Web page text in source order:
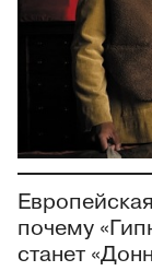
почему
станет